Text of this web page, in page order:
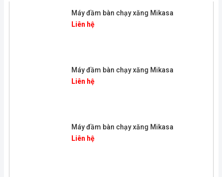
Máy đầm bàn chạy xăng Mikasa
Liên hệ
Máy đầm bàn chạy xăng Mikasa
Liên hệ
Máy đầm bàn chạy xăng Mikasa
Liên hệ